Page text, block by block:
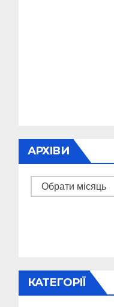
АРХІВИ
Архіви
КАТЕГОРІЇ